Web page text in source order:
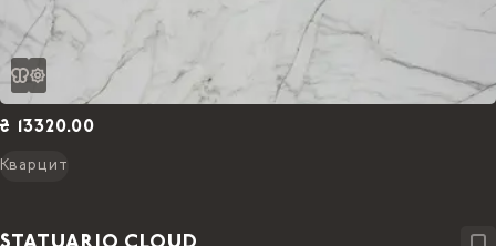
₴ 13320.00
Кварцит